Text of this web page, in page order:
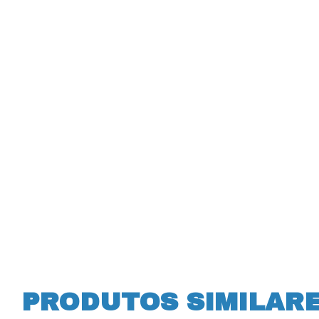
PRODUTOS